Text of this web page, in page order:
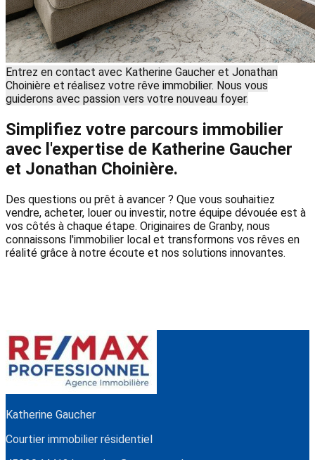
Entrez en contact avec Katherine Gaucher et Jonathan
Choinière et réalisez votre rêve immobilier. Nous vous
guiderons avec passion vers votre nouveau foyer.
Simplifiez votre parcours immobilier
avec l'expertise de Katherine Gaucher
et Jonathan Choinière.
Des questions ou prêt à avancer ? Que vous souhaitiez
vendre, acheter, louer ou investir, notre équipe dévouée est à
vos côtés à chaque étape. Originaires de Granby, nous
connaissons l'immobilier local et transformons vos rêves en
réalité grâce à notre écoute et nos solutions innovantes.
Katherine Gaucher
Courtier immobilier résidentiel